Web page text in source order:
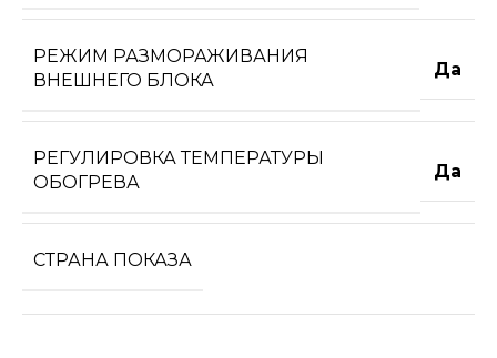
РЕЖИМ РАЗМОРАЖИВАНИЯ
ВНЕШНЕГО БЛОКА
Да
РЕГУЛИРОВКА ТЕМПЕРАТУРЫ
ОБОГРЕВА
Да
СТРАНА ПОКАЗА